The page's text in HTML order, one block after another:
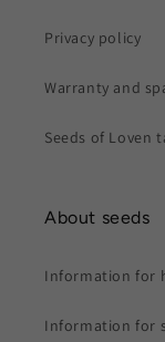
Privacy policy
Warranty and
Seeds of Loven
About seeds
Information for
Information for